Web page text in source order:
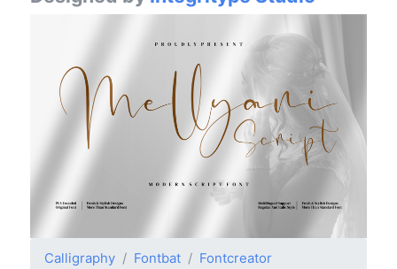
Calligraphy Fontbat
Fontcreator